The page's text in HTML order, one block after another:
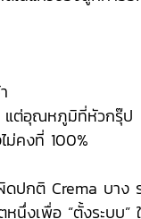
แต่อุณหภูมิที่หัวกรุ๊ป
ม่คงที่ 100%
ปกติ Crema บาง
งเพื่อ “ตั้งระบบ”